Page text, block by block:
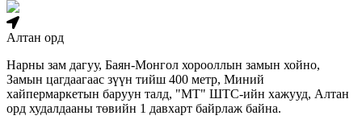
Алтан орд
Нарны зам дагуу, Баян-Монгол хорооллын замын хойно,
Замын цагдаагаас зүүн тийш 400 метр, Миний
хайпермаркетын баруун талд, "МТ" ШТС-ийн хажууд, Алтан
орд худалдааны төвийн 1 давхарт байрлаж байна.